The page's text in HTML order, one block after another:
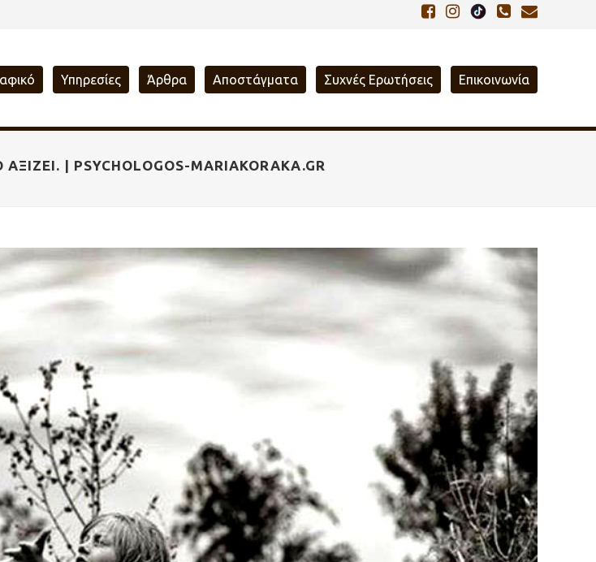
Υπηρεσίες Άρθρα Αποστάγματα Συχνές Ερωτήσεις Επικοινωνία
| PSYCHOLOGOS-MARIAKORAKA.GR